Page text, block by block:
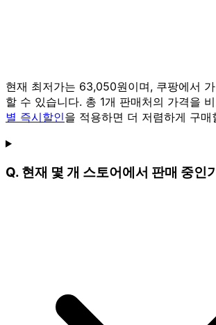
현재 최저가는 63,050원이며, 쿠팡에서
할 수 있습니다. 총 1개 판매처의 가격을
별 즉시할인을 적용하면 더 저렴하게 구매
Q. 현재 몇 개 스토어에서 판매 중인